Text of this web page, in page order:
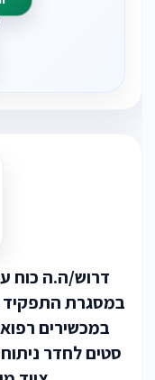
דרוש/ה.ה כוח
במסגרת התפקיד
במכשירים
סטים לחדר